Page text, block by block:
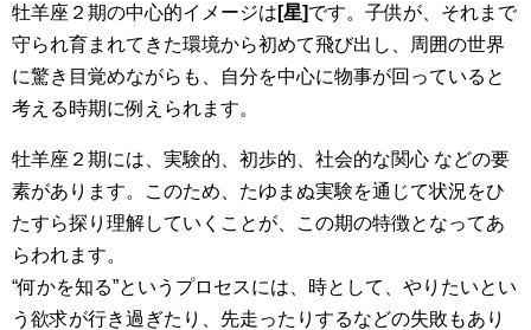
牡羊座２期の中心的イメージは [星]です。子供が、それまで
守られ育まれてきた環境から初めて飛び出し、周囲の世界
に驚き目覚めながらも、自分を中心に物事が回っていると
考える時期に例えられます。
牡羊座２期には、実験的、初歩的、社会的な関心 などの要
素があります。このため、たゆまぬ実験を通じて状況をひ
たすら探り理解していくことが、この期の特徴となってあ
らわれます。
“何かを知る”というプロセスには、時として、やりたいとい
う欲求が行き過ぎたり、先走ったりするなどの失敗もあり